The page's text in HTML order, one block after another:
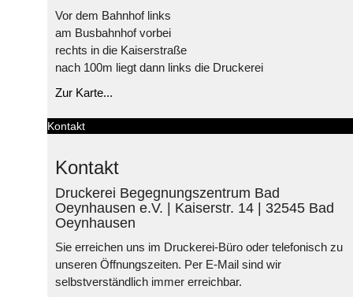
Vor dem Bahnhof links
am Busbahnhof vorbei
rechts in die Kaiserstraße
nach 100m liegt dann links die Druckerei
Zur Karte...
Kontakt
Kontakt
Druckerei Begegnungszentrum Bad
Oeynhausen e.V. | Kaiserstr. 14 | 32545 Bad
Oeynhausen
Sie erreichen uns im Druckerei-Büro oder telefonisch zu
unseren Öffnungszeiten. Per E-Mail sind wir
selbstverständlich immer erreichbar.